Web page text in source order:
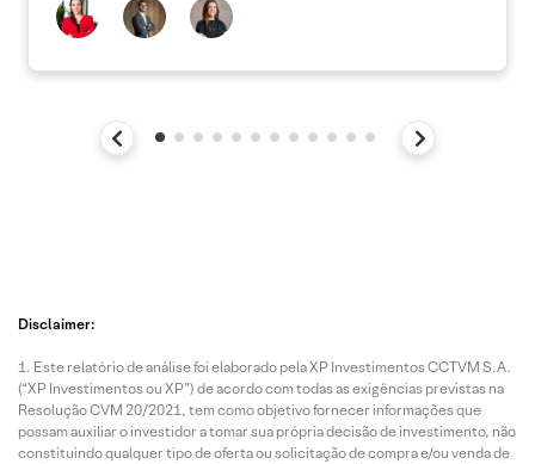
Disclaimer:
Este relatório de análise foi elaborado pela XP Investimentos CCTVM S.A.
(“XP Investimentos ou XP”) de acordo com todas as exigências previstas na
Resolução CVM 20/2021, tem como objetivo fornecer informações que
possam auxiliar o investidor a tomar sua própria decisão de investimento, não
constituindo qualquer tipo de oferta ou solicitação de compra e/ou venda de